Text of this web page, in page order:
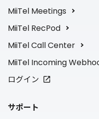
MiiTel Meetings
MiiTel RecPod
MiiTel Call Center
MiiTel Incoming
ログイン
サポート